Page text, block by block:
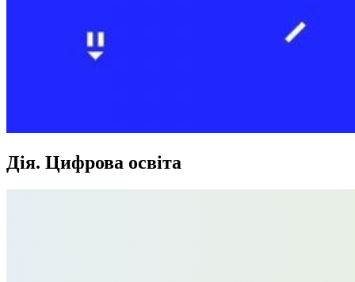
Дія. Цифрова освіта